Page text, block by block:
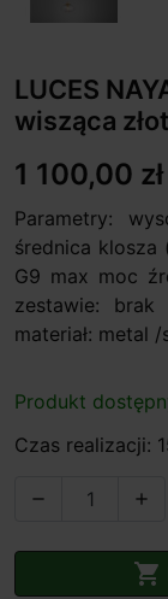
LUCES
wisząca
1 100,00 zł
Parametry:
średnica klosza
G9 max moc
zestawie:
materiał: metal /
Produkt
Czas realizacji:
 
